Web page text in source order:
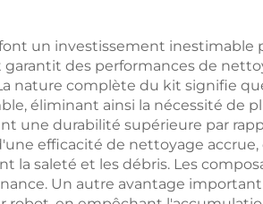
bord,
et
un investissement inestimable
des performances de
nature complète du kit signifie
éliminant ainsi la nécessité de
une durabilité supérieure par
efficacité de nettoyage accrue,
la saleté et les débris. Les
Un autre avantage